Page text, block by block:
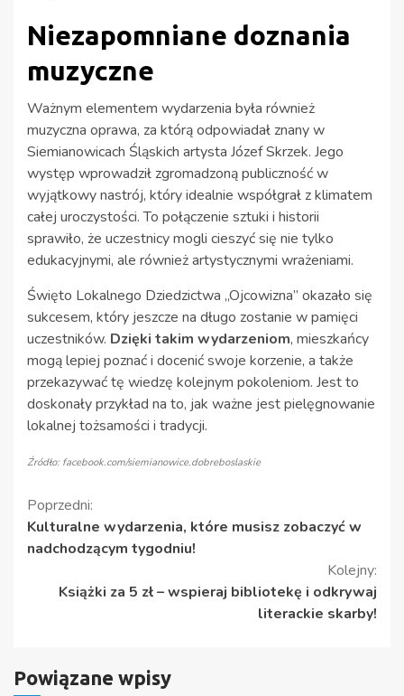
Niezapomniane doznania
muzyczne
Ważnym elementem wydarzenia była również
muzyczna oprawa, za którą odpowiadał znany w
Siemianowicach Śląskich artysta Józef Skrzek. Jego
występ wprowadził zgromadzoną publiczność w
wyjątkowy nastrój, który idealnie współgrał z klimatem
całej uroczystości. To połączenie sztuki i historii
sprawiło, że uczestnicy mogli cieszyć się nie tylko
edukacyjnymi, ale również artystycznymi wrażeniami.
Święto Lokalnego Dziedzictwa „Ojcowizna” okazało się
sukcesem, który jeszcze na długo zostanie w pamięci
uczestników. Dzięki takim wydarzeniom, mieszkańcy
mogą lepiej poznać i docenić swoje korzenie, a także
przekazywać tę wiedzę kolejnym pokoleniom. Jest to
doskonały przykład na to, jak ważne jest pielęgnowanie
lokalnej tożsamości i tradycji.
Źródło: facebook.com/siemianowice.dobreboslaskie
Kontynuuj
czytanie
Poprzedni:
Kulturalne wydarzenia, które musisz zobaczyć w
nadchodzącym tygodniu!
Kolejny:
Książki za 5 zł – wspieraj bibliotekę i odkrywaj
literackie skarby!
Powiązane wpisy